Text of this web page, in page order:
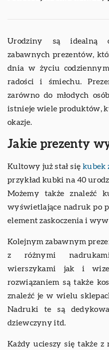
Urodziny są idealną
zabawnych prezentów,
dnia w życiu
radości i śmiechu.
zarówno do młodych
istnieje wiele produktów,
okazje.
Jakie prezenty
Kultowy już stał się kubek
przykład kubki na 40
Możemy także znaleźć
wyświetlające nadruk po
element zaskoczenia i
Kolejnym zabawnym
z różnymi
wierszykami jak i
rozwiązaniem są także
znaleźć je w wielu
Nadruki te są
dziewczyny itd.
Każdy ucieszy się także